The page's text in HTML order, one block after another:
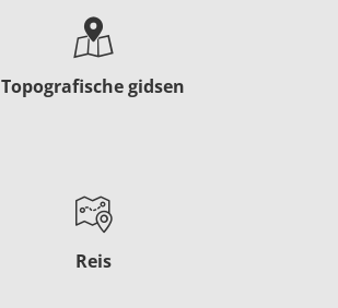
Topografische gidsen
Reis